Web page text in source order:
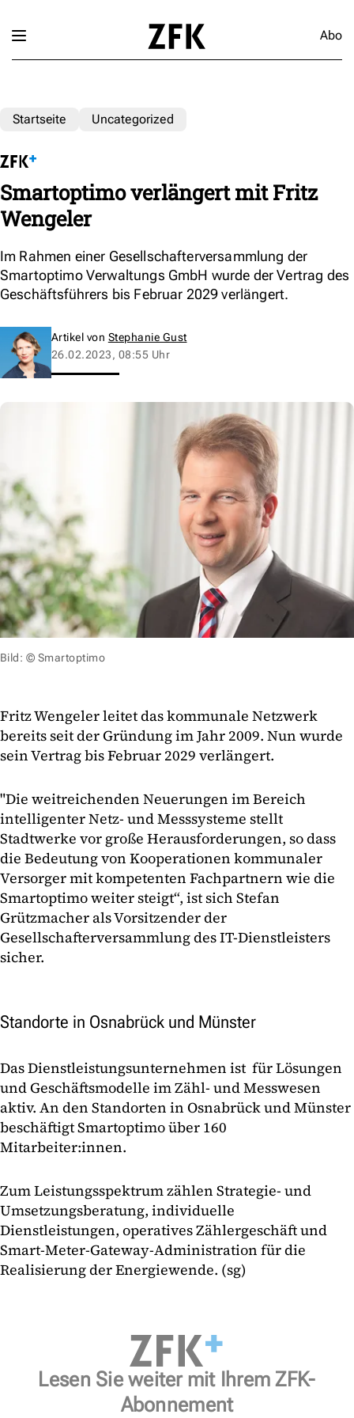
Abo
Startseite Uncategorized
Smartoptimo verlängert mit Fritz
Wengeler
Im Rahmen einer Gesellschafterversammlung der
Smartoptimo Verwaltungs GmbH wurde der Vertrag des
Geschäftsführers bis Februar 2029 verlängert.
Artikel von Stephanie Gust
26.02.2023, 08:55 Uhr
Bild: © Smartoptimo
Fritz Wengeler leitet das kommunale Netzwerk
bereits seit der Gründung im Jahr 2009. Nun wurde
sein Vertrag bis Februar 2029 verlängert.
"Die weitreichenden Neuerungen im Bereich
intelligenter Netz- und Messsysteme stellt
Stadtwerke vor große Herausforderungen, so dass
die Bedeutung von Kooperationen kommunaler
Versorger mit kompetenten Fachpartnern wie die
Smartoptimo weiter steigt“, ist sich Stefan
Grützmacher als Vorsitzender der
Gesellschafterversammlung des IT-Dienstleisters
sicher.
Standorte in Osnabrück und Münster
Das Dienstleistungsunternehmen ist für Lösungen
und Geschäftsmodelle im Zähl- und Messwesen
aktiv. An den Standorten in Osnabrück und Münster
beschäftigt Smartoptimo über 160
Mitarbeiter:innen.
Zum Leistungsspektrum zählen Strategie- und
Umsetzungsberatung, individuelle
Dienstleistungen, operatives Zählergeschäft und
Smart-Meter-Gateway-Administration für die
Realisierung der Energiewende. (sg)
Lesen Sie weiter mit Ihrem ZFK-
Abonnement